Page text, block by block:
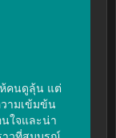
คนดูลุ้น แต่
ามเข้มข้น
ใจและน่า